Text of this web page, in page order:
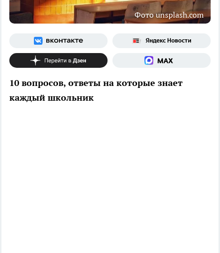
Фото unsplash.com
10 вопросов, ответы на которые знает
каждый школьник